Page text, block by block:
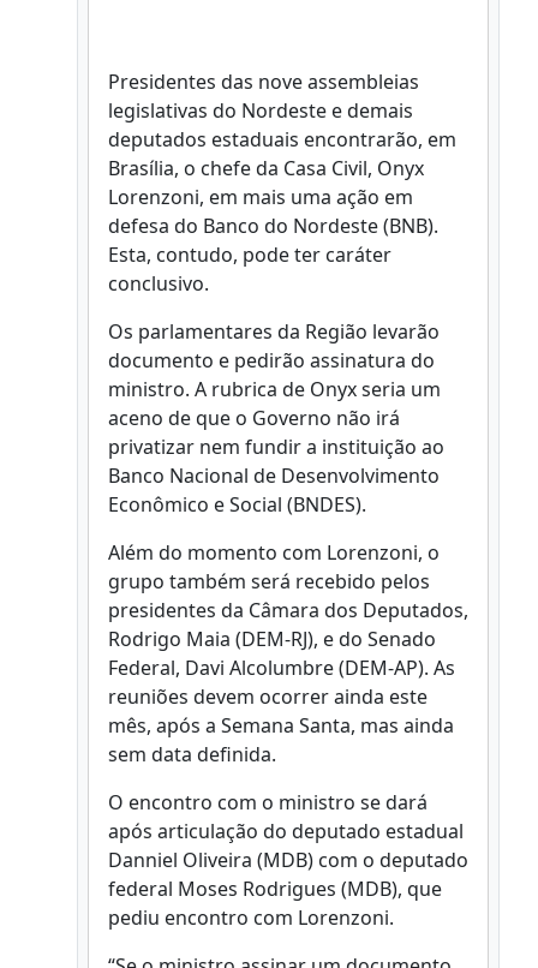
Presidentes das nove assembleias
legislativas do Nordeste e demais
deputados estaduais encontrarão, em
Brasília, o chefe da Casa Civil, Onyx
Lorenzoni, em mais uma ação em
defesa do Banco do Nordeste (BNB).
Esta, contudo, pode ter caráter
conclusivo.
Os parlamentares da Região levarão
documento e pedirão assinatura do
ministro. A rubrica de Onyx seria um
aceno de que o Governo não irá
privatizar nem fundir a instituição ao
Banco Nacional de Desenvolvimento
Econômico e Social (BNDES).
Além do momento com Lorenzoni, o
grupo também será recebido pelos
presidentes da Câmara dos Deputados,
Rodrigo Maia (DEM-RJ), e do Senado
Federal, Davi Alcolumbre (DEM-AP). As
reuniões devem ocorrer ainda este
mês, após a Semana Santa, mas ainda
sem data definida.
O encontro com o ministro se dará
após articulação do deputado estadual
Danniel Oliveira (MDB) com o deputado
federal Moses Rodrigues (MDB), que
pediu encontro com Lorenzoni.